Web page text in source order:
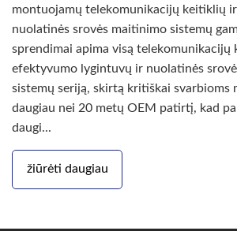
montuojamų telekomunikacijų keitiklių
nuolatinės srovės maitinimo sistemų
sprendimai apima visą telekomunikacijų
efektyvumo lygintuvų ir nuolatinės
sistemų seriją, skirtą kritiškai svarbioms
daugiau nei 20 metų OEM patirtį, kad
daugi...
žiūrėti daugiau